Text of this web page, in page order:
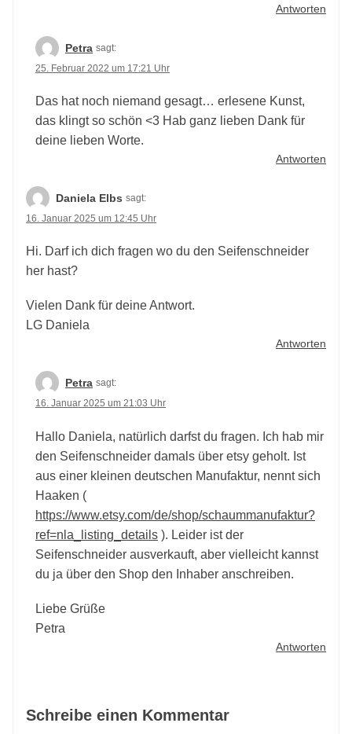
Antworten
Petra sagt:
25. Februar 2022 um 17:21 Uhr
Das hat noch niemand gesagt… erlesene Kunst,
das klingt so schön <3 Hab ganz lieben Dank für
deine lieben Worte.
Antworten
Daniela Elbs sagt:
16. Januar 2025 um 12:45 Uhr
Hi. Darf ich dich fragen wo du den Seifenschneider
her hast?
Vielen Dank für deine Antwort.
LG Daniela
Antworten
Petra sagt:
16. Januar 2025 um 21:03 Uhr
Hallo Daniela, natürlich darfst du fragen. Ich hab mir
den Seifenschneider damals über etsy geholt. Ist
aus einer kleinen deutschen Manufaktur, nennt sich
Haaken (
https://www.etsy.com/de/shop/schaummanufaktur?
ref=nla_listing_details ). Leider ist der
Seifenschneider ausverkauft, aber vielleicht kannst
du ja über den Shop den Inhaber anschreiben.
Liebe Grüße
Petra
Antworten
Schreibe einen Kommentar